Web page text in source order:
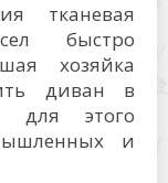
тканевая
быстро
хозяйка
диван в
для этого
и